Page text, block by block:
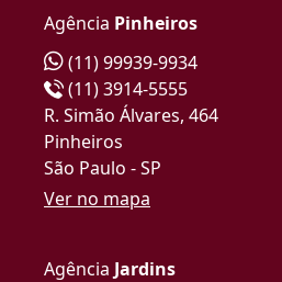
Agência Pinheiros
(11) 99939-9934
(11) 3914-5555
R. Simão Álvares, 464
Pinheiros
São Paulo - SP
Ver no mapa
Agência Jardins